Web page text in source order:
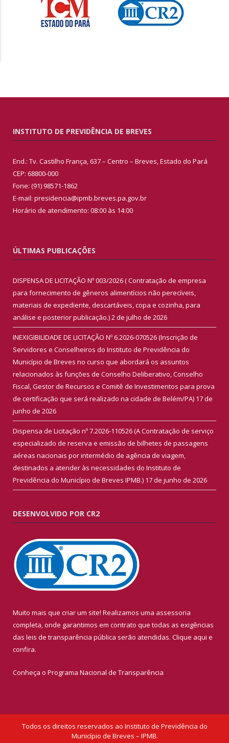
INSTITUTO DE PREVIDÊNCIA DE BREVES
End.: Tv. Castilho França, 637 – Centro – Breves, Estado do Pará
CEP: 68800-000
Fone: (91) 98571-1862
E-mail: presidencia@ipmb.breves.pa.gov.br
Horário de atendimento: 08:00 às 14:00
ÚLTIMAS PUBLICAÇÕES
DISPENSA DE LICITAÇÃO Nº 003/2026 ( Contratação de empresa
para fornecimento de gêneros alimentícios não perecíveis,
materiais de expediente, descartáveis, copa e cozinha, para
análise e posterior publicação.)2 de julho de 2026
INEXIGIBILIDADE DE LICITAÇÃO Nº 6.2026-070526 (Inscrição de
Servidores e Conselheiros do Instituto de Previdência do
Município de Breves no curso que abordará os assuntos
relacionados às funções de Conselho Deliberativo, Conselho
Fiscal, Gestor de Recursos e Comitê de Investimentos para prova
de certificação que será realizado na cidade de Belém/PA) 17 de
junho de 2026
Dispensa de Licitação nº 7.2026-110526 (A Contratação de serviço
especializado de reserva e emissão de bilhetes de passagens
aéreas nacionais por intermédio de agência de viagem,
destinados a atender às necessidades do Instituto de
Previdência do Município de Breves IPMB.) 17 de junho de 2026
DESENVOLVIDO POR CR2
Muito mais que criar um site! Realizamos uma assessoria
completa, onde garantimos em contrato que todas as exigências
das leis de transparência pública serão atendidas. Clique aqui e
confira.
Conheça o Programa Nacional de Transparência
Todos os direitos reservados ao Instituto de Previdência do
Município de Breves – IPMB.